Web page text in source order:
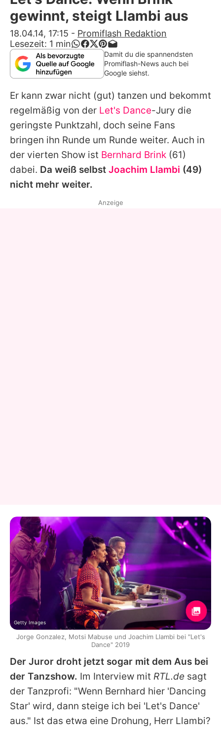
Alle Themen auf Promiflash
Jobs
App runterladen
Team
Redaktionelle Richtlinien
Impressum
Datenschutzerklärung
Nutzungsbedingungen
Utiq verwalten
gewinnt, steigt Llambi aus
18.04.14, 17:15 - Promiflash Redaktion
Lesezeit: 1 min
Damit du die spannendsten
Promiflash-News auch bei
Google siehst.
Er kann zwar nicht (gut) tanzen und bekommt
regelmäßig von der Let's Dance-Jury die
geringste Punktzahl, doch seine Fans
bringen ihn Runde um Runde weiter. Auch in
der vierten Show ist Bernhard Brink (61)
dabei. Da weiß selbst Joachim Llambi (49)
nicht mehr weiter.
Der Juror droht jetzt sogar mit dem Aus bei
der Tanzshow. Im Interview mit RTL.de sagt
der Tanzprofi: "Wenn Bernhard hier 'Dancing
Star' wird, dann steige ich bei 'Let's Dance'
aus." Ist das etwa eine Drohung, Herr Llambi?
Anzeige
Getty Images
Jorge Gonzalez, Motsi Mabuse und Joachim Llambi bei "Let's
Dance" 2019